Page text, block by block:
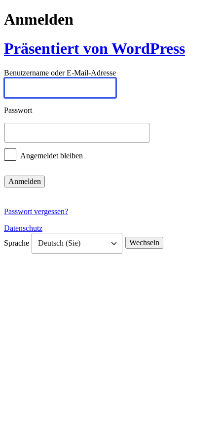
Anmelden
Präsentiert von WordPress
Benutzername oder E-Mail-Adresse
Passwort
Angemeldet bleiben
Passwort vergessen?
Datenschutz
Sprache